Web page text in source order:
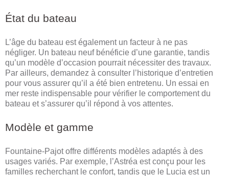
État du bateau
L’âge du bateau est également un facteur à ne pas
négliger. Un bateau neuf bénéficie d’une garantie, tandis
qu’un modèle d’occasion pourrait nécessiter des travaux.
Par ailleurs, demandez à consulter l’historique d’entretien
pour vous assurer qu’il a été bien entretenu. Un essai en
mer reste indispensable pour vérifier le comportement du
bateau et s’assurer qu’il répond à vos attentes.
Modèle et gamme
Fountaine-Pajot offre différents modèles adaptés à des
usages variés. Par exemple, l’Astréa est conçu pour les
familles recherchant le confort, tandis que le Lucia est un